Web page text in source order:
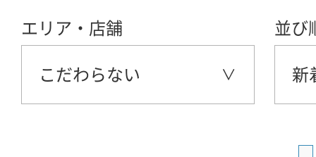
エリア・店舗
こだわらない
並び
新